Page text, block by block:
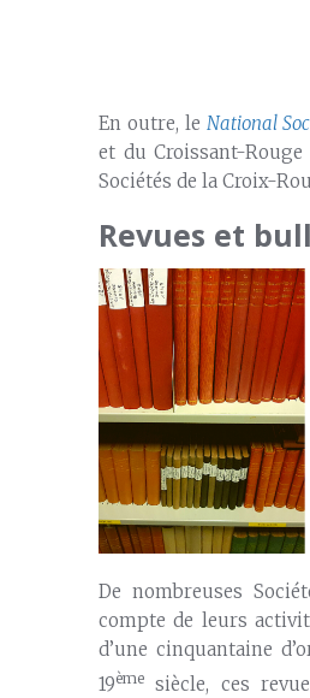
En outre, leNational
et du Croissant-
Sociétés de la Croix-
Revues et
De nombreuses
compte de leurs
d’une cinquantaine
19ème siècle, ces